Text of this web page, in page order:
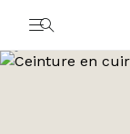
Aller à l’image 1
Aller à l’image 2